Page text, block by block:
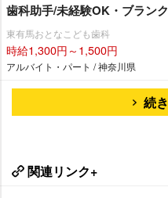
歯科助手/未経験OK・ブラン
東有馬おとなこども歯科
時給1,300円～1,500円
アルバイト・パート / 神奈川県
続
関連リンク+